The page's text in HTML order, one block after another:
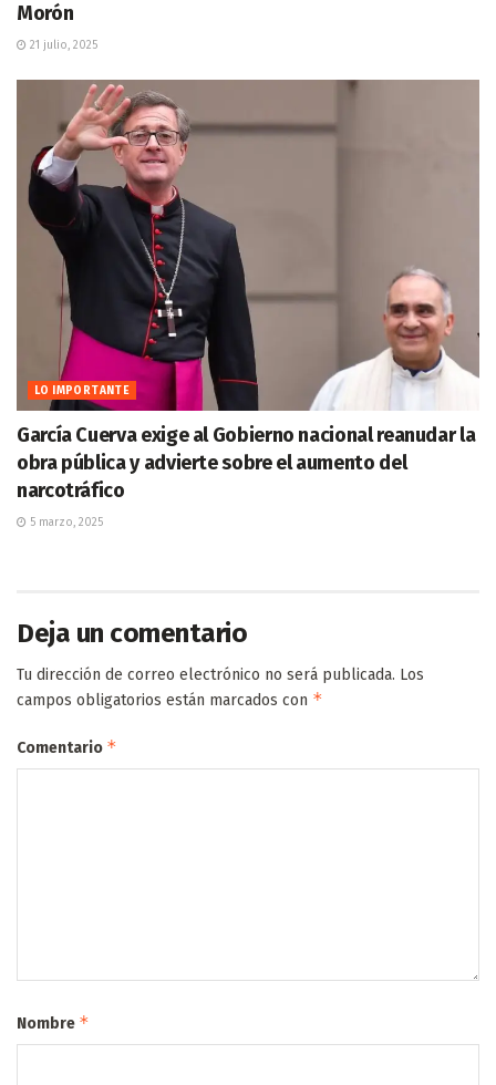
Morón
21 julio, 2025
LO IMPORTANTE
García Cuerva exige al Gobierno nacional reanudar la
obra pública y advierte sobre el aumento del
narcotráfico
5 marzo, 2025
Deja un comentario
Tu dirección de correo electrónico no será publicada. Los
campos obligatorios están marcados con *
Comentario *
Nombre *